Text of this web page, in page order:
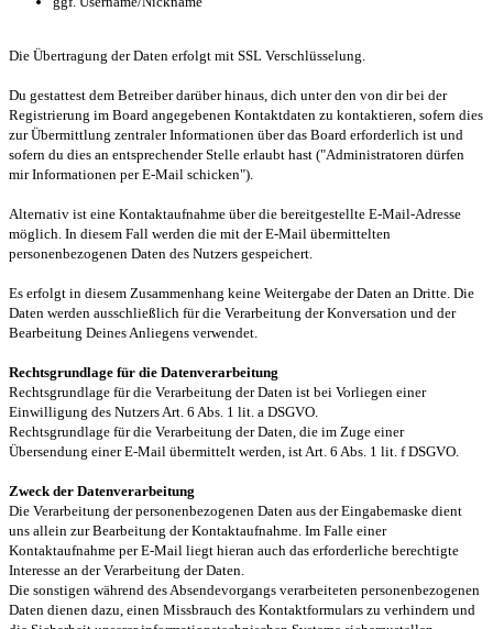
Die Übertragung der Daten erfolgt mit SSL Verschlüsselung.
Du gestattest dem Betreiber darüber hinaus, dich unter den von dir bei der
Registrierung im Board angegebenen Kontaktdaten zu kontaktieren, sofern dies
zur Übermittlung zentraler Informationen über das Board erforderlich ist und
sofern du dies an entsprechender Stelle erlaubt hast ("Administratoren dürfen
mir Informationen per E-Mail schicken").
Alternativ ist eine Kontaktaufnahme über die bereitgestellte E-Mail-Adresse
möglich. In diesem Fall werden die mit der E-Mail übermittelten
personenbezogenen Daten des Nutzers gespeichert.
Es erfolgt in diesem Zusammenhang keine Weitergabe der Daten an Dritte. Die
Daten werden ausschließlich für die Verarbeitung der Konversation und der
Bearbeitung Deines Anliegens verwendet.
Rechtsgrundlage für die Datenverarbeitung
Rechtsgrundlage für die Verarbeitung der Daten ist bei Vorliegen einer
Einwilligung des Nutzers Art. 6 Abs. 1 lit. a DSGVO.
Rechtsgrundlage für die Verarbeitung der Daten, die im Zuge einer
Übersendung einer E-Mail übermittelt werden, ist Art. 6 Abs. 1 lit. f DSGVO.
Zweck der Datenverarbeitung
Die Verarbeitung der personenbezogenen Daten aus der Eingabemaske dient
uns allein zur Bearbeitung der Kontaktaufnahme. Im Falle einer
Kontaktaufnahme per E-Mail liegt hieran auch das erforderliche berechtigte
Interesse an der Verarbeitung der Daten.
Die sonstigen während des Absendevorgangs verarbeiteten personenbezogenen
Daten dienen dazu, einen Missbrauch des Kontaktformulars zu verhindern und